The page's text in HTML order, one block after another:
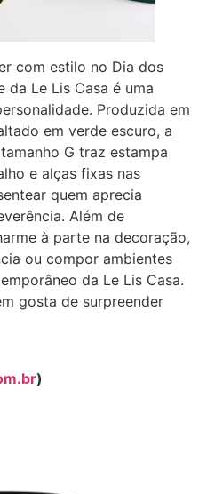
com estilo no Dia dos
da Le Lis Casa é uma
Produzida em
em verde escuro, a
G traz estampa
e alças fixas nas
quem aprecia
Além de
à parte na decoração,
ou compor ambientes
da Le Lis Casa.
gosta de surpreender
)